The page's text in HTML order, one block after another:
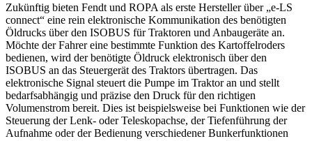
Zukünftig bieten Fendt und ROPA als erste Hersteller über „e-LS
connect“ eine rein elektronische Kommunikation des benötigten
Öldrucks über den ISOBUS für Traktoren und Anbaugeräte an.
Möchte der Fahrer eine bestimmte Funktion des Kartoffelroders
bedienen, wird der benötigte Öldruck elektronisch über den
ISOBUS an das Steuergerät des Traktors übertragen. Das
elektronische Signal steuert die Pumpe im Traktor an und stellt
bedarfsabhängig und präzise den Druck für den richtigen
Volumenstrom bereit. Dies ist beispielsweise bei Funktionen wie der
Steuerung der Lenk- oder Teleskopachse, der Tiefenführung der
Aufnahme oder der Bedienung verschiedener Bunkerfunktionen